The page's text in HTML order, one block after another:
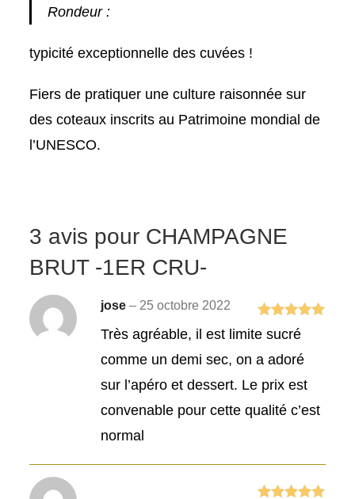
Rondeur :
typicité exceptionnelle des cuvées !
Fiers de pratiquer une culture raisonnée sur
des coteaux inscrits au Patrimoine mondial de
l’UNESCO.
3 avis pour CHAMPAGNE
BRUT -1ER CRU-
Note5sur
jose– 25 octobre 2022
Très agréable, il est limite sucré
comme un demi sec, on a adoré
sur l’apéro et dessert. Le prix est
convenable pour cette qualité c’est
normal